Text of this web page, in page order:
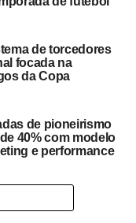
de torcedores
focada na
da Copa
de pioneirismo
40% com modelo
e performance